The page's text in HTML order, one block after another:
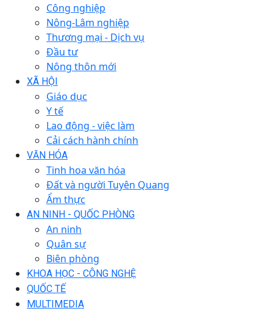
Công nghiệp
Nông-Lâm nghiệp
Thương mại - Dịch vụ
Đầu tư
Nông thôn mới
XÃ HỘI
Giáo dục
Y tế
Lao động - việc làm
Cải cách hành chính
VĂN HÓA
Tinh hoa văn hóa
Đất và người Tuyên Quang
Ẩm thực
AN NINH - QUỐC PHÒNG
An ninh
Quân sự
Biên phòng
KHOA HỌC - CÔNG NGHỆ
QUỐC TẾ
MULTIMEDIA